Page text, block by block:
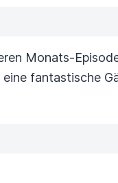
Monats-
fantastische